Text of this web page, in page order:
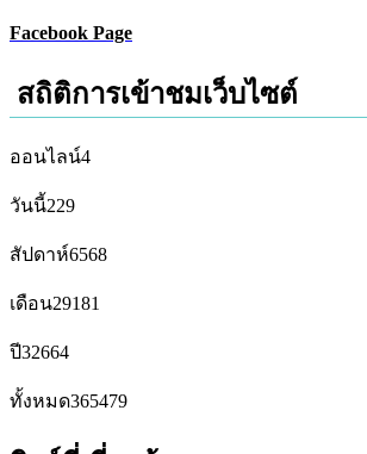
Facebook Page
สถิติการเข้าชมเว็บไซต์
ออนไลน์4
วันนี้229
สัปดาห์6568
เดือน29181
ปี32664
ทั้งหมด365479